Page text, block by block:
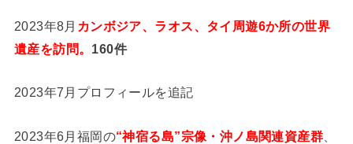
2023年8月 カンボジア、ラオス、タイ周遊6か所の世界
遺産を訪問。 160件
2023年7月プロフィールを追記
2023年6月福岡の“神宿る島”宗像・沖ノ島関連資産群